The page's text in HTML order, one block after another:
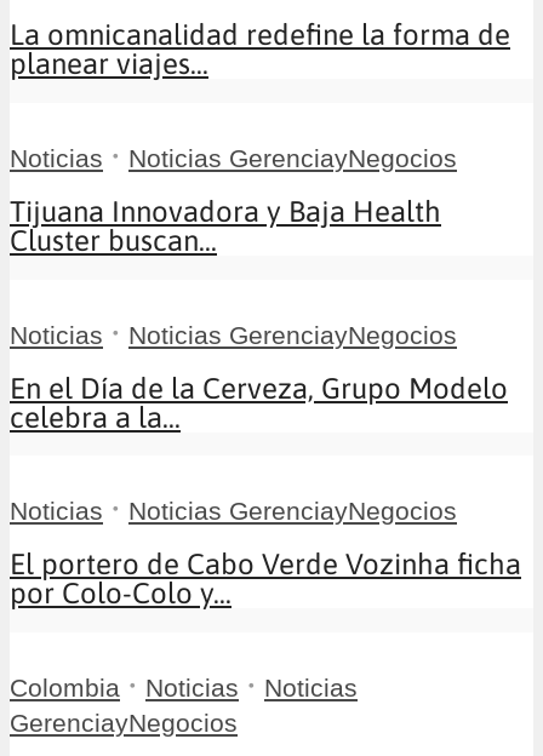
La omnicanalidad redefine la forma de
planear viajes...
Noticias • Noticias GerenciayNegocios
Tijuana Innovadora y Baja Health
Cluster buscan...
Noticias • Noticias GerenciayNegocios
En el Día de la Cerveza, Grupo Modelo
celebra a la...
Noticias • Noticias GerenciayNegocios
El portero de Cabo Verde Vozinha ficha
por Colo-Colo y...
Colombia • Noticias • Noticias
GerenciayNegocios